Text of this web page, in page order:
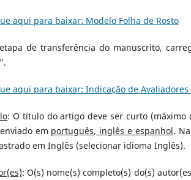
aqui para baixar: Modelo Folha de Rosto
de transferência do manuscrito,
aqui para baixar: Indicação de Avaliadores
: O título do artigo deve ser curto (máximo
em português, inglês e espanhol.
em Inglês (selecionar idioma Inglês).
: O(s) nome(s) completo(s) do(s)